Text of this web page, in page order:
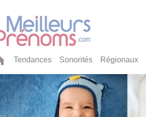
Tendances Sonorités Régionaux